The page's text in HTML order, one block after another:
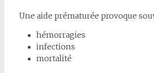
Une aide prématurée provoque
hémorragies
infections
mortalité